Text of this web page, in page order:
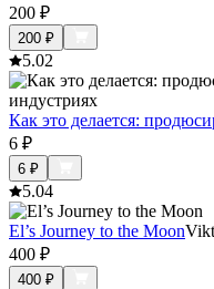
200 ₽
200 ₽
5.02
Как это делается:
6 ₽
6 ₽
5.04
El’s Journey to the Moon
400 ₽
400 ₽